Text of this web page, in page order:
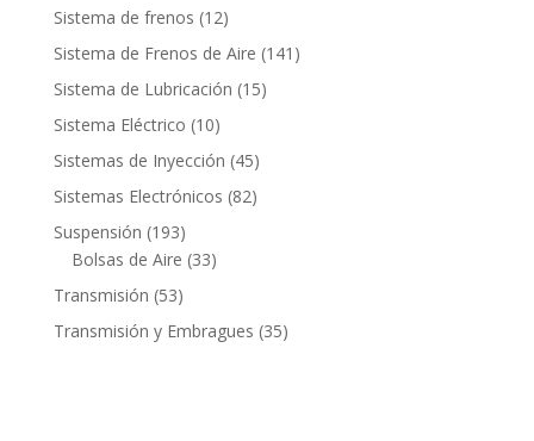
Sistema de frenos 1212
productos
Sistema de Frenos de Aire 141 141
Sistema de Lubricación 1515
Sistema Eléctrico 1010
productos
Sistemas de Inyección 4545
productos
Sistemas Electrónicos 8282
Suspensión 193193
productos
Bolsas de Aire 3333
Transmisión 5353
productos
Transmisión y Embragues 3535